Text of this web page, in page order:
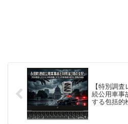
【特別調
続公用車事
する包括的